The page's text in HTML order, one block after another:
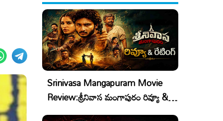
Srinivasa Mangapuram Movie
Review:శ్రీనివాస మంగాపురం రివ్యూ &
రేటింగ్